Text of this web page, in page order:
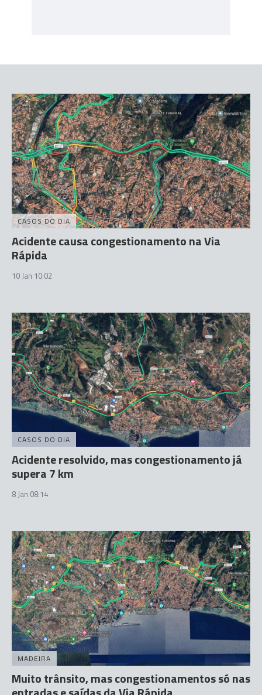
CASOS DO DIA
Acidente causa congestionamento na Via
Rápida
10 Jan 10:02
CASOS DO DIA
Acidente resolvido, mas congestionamento já
supera 7 km
8 Jan 08:14
MADEIRA
Muito trânsito, mas congestionamentos só nas